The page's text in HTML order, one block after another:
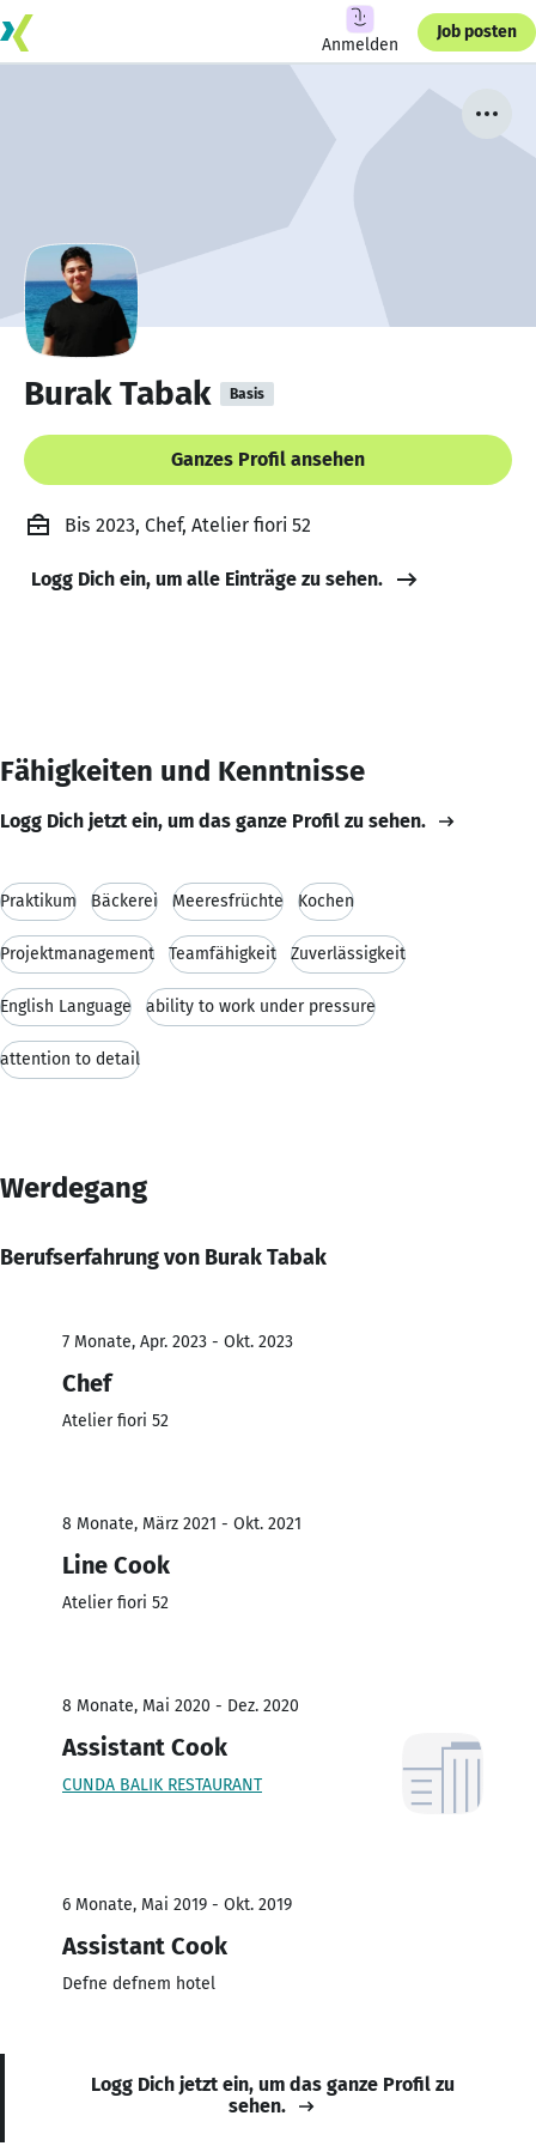
Anmelden
Job posten
Burak Tabak Basis
Ganzes Profil ansehen
Bis 2023, Chef, Atelier fiori 52
Logg Dich ein, um alle Einträge zu sehen.
Fähigkeiten und Kenntnisse
Logg Dich jetzt ein, um das ganze Profil zu sehen.
Praktikum Bäckerei Meeresfrüchte Kochen
Projektmanagement Teamfähigkeit Zuverlässigkeit
English Language ability to work under pressure
attention to detail
Werdegang
Berufserfahrung von Burak Tabak
7 Monate, Apr. 2023 - Okt. 2023
Chef
Atelier fiori 52
8 Monate, März 2021 - Okt. 2021
Line Cook
Atelier fiori 52
8 Monate, Mai 2020 - Dez. 2020
Assistant Cook
CUNDA BALIK RESTAURANT
6 Monate, Mai 2019 - Okt. 2019
Assistant Cook
Defne defnem hotel
Logg Dich jetzt ein, um das ganze Profil zu
sehen.